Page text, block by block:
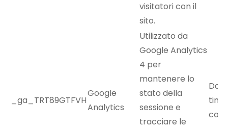
visitatori con il
sito.
_ga_TRT89GTFVH
Google
Analytics
Utilizzato da
Google Analytics
4 per
mantenere lo
stato della
sessione e
tracciare le
Dati